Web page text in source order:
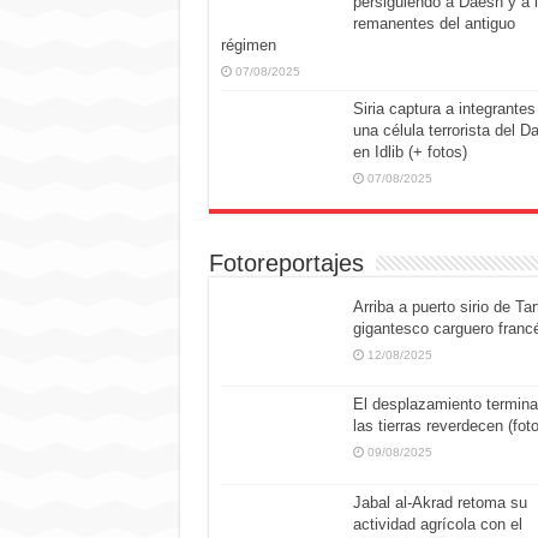
remanentes del antiguo
régimen
07/08/2025
Siria captura a integrantes
una célula terrorista del
en Idlib (+ fotos)
07/08/2025
Fotoreportajes
Arriba a puerto sirio de
gigantesco carguero
12/08/2025
El desplazamiento
las tierras reverdecen
09/08/2025
Jabal al-Akrad retoma su
actividad agrícola con el